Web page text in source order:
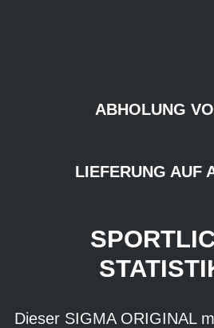
ABHOLUNG
LIEFERUNG AUF
Dieser SIGMA ORIGINAL